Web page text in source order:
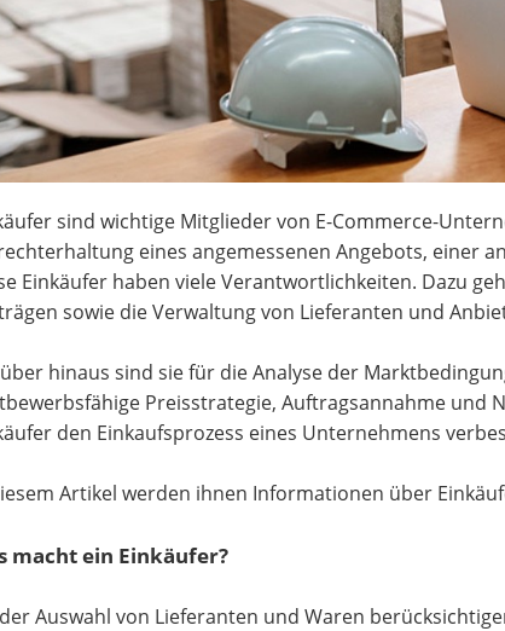
sind wichtige Mitglieder von E-Commerce-
eines angemessenen Angebots, einer
Einkäufer haben viele Verantwortlichkeiten. Dazu
sowie die Verwaltung von Lieferanten und
hinaus sind sie für die Analyse der
Preisstrategie, Auftragsannahme und
den Einkaufsprozess eines Unternehmens
Artikel werden ihnen Informationen über
macht ein Einkäufer?
Auswahl von Lieferanten und Waren